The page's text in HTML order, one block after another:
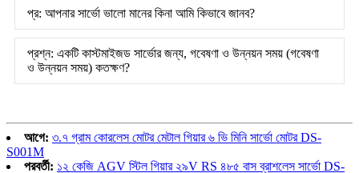
প্র: আপনার সার্ভো ভালো মানের কিনা আমি কিভাবে জানব?
প্রশ্ন: একটি কাস্টমাইজড সার্ভোর জন্য, গবেষণা ও উন্নয়ন সময় (গবেষণা
ও উন্নয়ন সময়) কতক্ষণ?
আগে: ৩.৭ গ্রাম কোরলেস মোটর মেটাল গিয়ার ৬ ভি মিনি সার্ভো মোটর DS-
S001M
পরবর্তী: ১২ কেজি AGV স্টিল গিয়ার ২৯V RS ৪৮৫ বাস ব্রাশলেস সার্ভো DS-